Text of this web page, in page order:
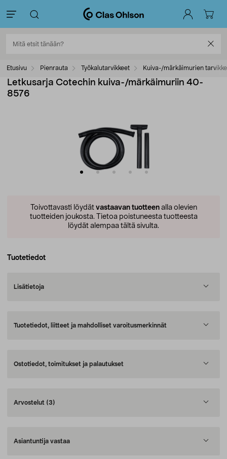
Etusivu Pienrauta Työkalutarvikkeet Kuiva-/märkäimurien
Letkusarja Cotechin kuiva-/märkäimuriin 40-
8576
Toivottavasti löydät vastaavan tuotteenalla olevien
tuotteiden joukosta. Tietoa poistuneesta tuotteesta
löydät alempaa tältä sivulta.
Tuotetiedot
Lisätietoja
Tuotetiedot, liitteet ja mahdolliset varoitusmerkinnät
Ostotiedot, toimitukset ja palautukset
Arvostelut (3)
Asiantuntija vastaa